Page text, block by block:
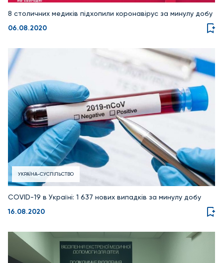
8 столичних медиків підхопили коронавірус за минулу добу
06.08.2020
УКРАЇНА-СУСПІЛЬСТВО
COVID-19 в Україні: 1 637 нових випадків за минулу добу
16.08.2020